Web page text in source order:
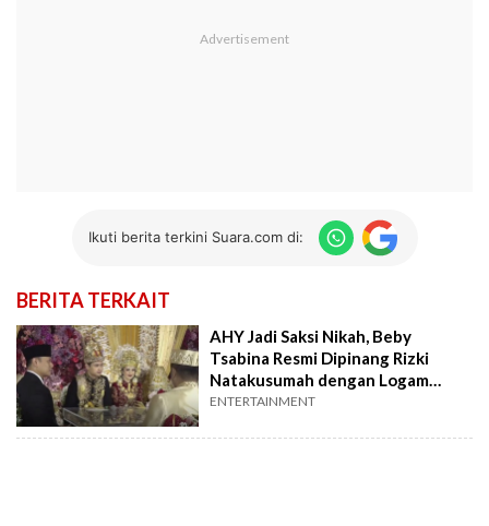
Ikuti berita terkini Suara.com di:
BERITA TERKAIT
AHY Jadi Saksi Nikah, Beby
Tsabina Resmi Dipinang Rizki
Natakusumah dengan Logam
Mulia 400 Gram
ENTERTAINMENT